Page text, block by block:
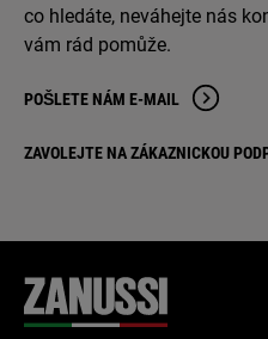
co hledáte, neváhejte nás
vám rád pomůže.
POŠLETE NÁM E-MAIL
ZAVOLEJTE NA ZÁKAZNICKOU